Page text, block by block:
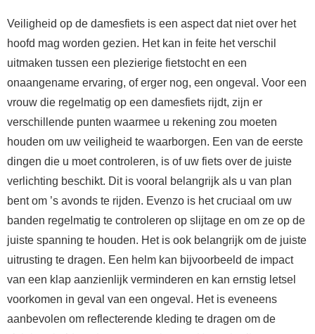
Veiligheid op de damesfiets is een aspect dat niet over het
hoofd mag worden gezien. Het kan in feite het verschil
uitmaken tussen een plezierige fietstocht en een
onaangename ervaring, of erger nog, een ongeval. Voor een
vrouw die regelmatig op een damesfiets rijdt, zijn er
verschillende punten waarmee u rekening zou moeten
houden om uw veiligheid te waarborgen. Een van de eerste
dingen die u moet controleren, is of uw fiets over de juiste
verlichting beschikt. Dit is vooral belangrijk als u van plan
bent om ’s avonds te rijden. Evenzo is het cruciaal om uw
banden regelmatig te controleren op slijtage en om ze op de
juiste spanning te houden. Het is ook belangrijk om de juiste
uitrusting te dragen. Een helm kan bijvoorbeeld de impact
van een klap aanzienlijk verminderen en kan ernstig letsel
voorkomen in geval van een ongeval. Het is eveneens
aanbevolen om reflecterende kleding te dragen om de